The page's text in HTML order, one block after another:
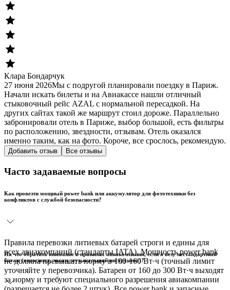
Клара Бондарчук
27 июня 2026Мы с подругой планировали поездку в Париж.
Начали искать билеты и на Авиакассе нашли отличный
стыковочный рейс AZAL с нормальной пересадкой. На
других сайтах такой же маршрут стоил дороже. Параллельно
забронировали отель в Париже, выбор большой, есть фильтры
по расположению, звездности, отзывам. Отель оказался
именно таким, как на фото. Короче, все срослось, рекомендую.
Добавить отзыв Все отзывы
Часто задаваемые вопросы
Как провезти мощный power bank или аккумулятор для фототехники без
конфликтов с службой безопасности?
Правила перевозки литиевых батарей строги и едины для
всех авиакомпаний (стандарты IATA). Мощность power bank
не должна превышать норму в 100-160 Вт·ч (точный лимит
уточняйте у перевозчика). Батареи от 160 до 300 Вт·ч выходят
за норму и требуют специального разрешения авиакомпании
На что обратить внимание в правилах авиакомпании, если я везу нестандартный
багаж (велосипед, лыжи, музыкальный инструмент)?